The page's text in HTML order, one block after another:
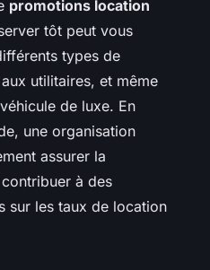
promotions location
tôt peut vous
types de
utilitaires, et même
de luxe. En
une organisation
assurer la
à des
sur les taux de location